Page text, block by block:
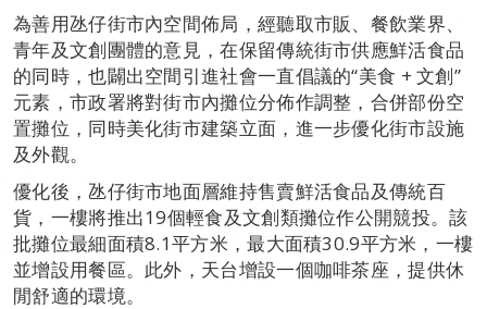
為善用氹仔街市內空間佈局，經聽取市販、餐飲業界、
青年及文創團體的意見，在保留傳統街市供應鮮活食品
的同時，也闢出空間引進社會一直倡議的“美食 + 文創”
元素，市政署將對街市內攤位分佈作調整，合併部份空
置攤位，同時美化街市建築立面，進一步優化街市設施
及外觀。
優化後，氹仔街市地面層維持售賣鮮活食品及傳統百
貨，一樓將推出19個輕食及文創類攤位作公開競投。該
批攤位最細面積8.1平方米，最大面積30.9平方米，一樓
並增設用餐區。此外，天台增設一個咖啡茶座，提供休
閒舒適的環境。